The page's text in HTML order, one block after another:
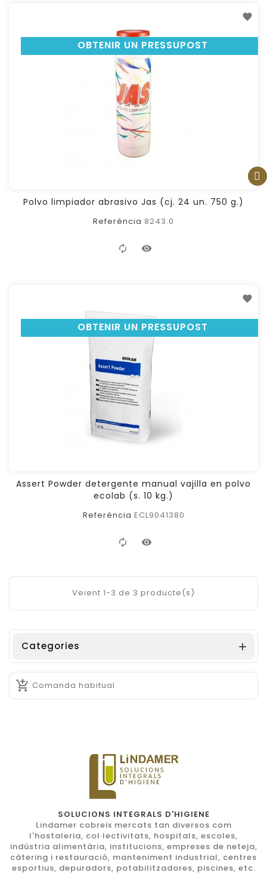
OBTENIR UN PRESSUPOST
Polvo limpiador abrasivo Jas (cj. 24 un. 750 g.)
Referència 8243.0
OBTENIR UN PRESSUPOST
Assert Powder detergente manual vajilla en polvo
ecolab (s. 10 kg.)
Referència ECL9041380
Veient 1-3 de 3 producte(s)
Categories 
 Comanda habitual
SOLUCIONS INTEGRALS D'HIGIENE
Lindamer cobreix mercats tan diversos com
l'hostaleria, col·lectivitats, hospitals, escoles,
indústria alimentària, institucions, empreses de neteja,
càtering i restauració, manteniment industrial, centres
esportius, depuradors, potabilitzadores, piscines, etc.